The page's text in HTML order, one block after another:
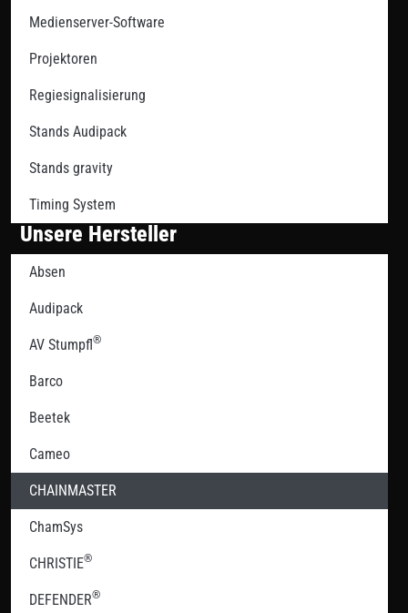
Medienserver-Software
Projektoren
Regiesignalisierung
Stands Audipack
Stands gravity
Timing System
Unsere Hersteller
Absen
Audipack
AV Stumpfl®
Barco
Beetek
Cameo
CHAINMASTER
ChamSys
CHRISTIE®
DEFENDER®